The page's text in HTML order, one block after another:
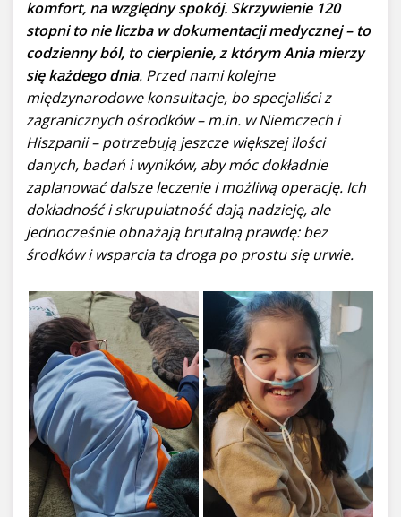
komfort, na względny spokój. Skrzywienie 120
stopni to nie liczba w dokumentacji medycznej – to
codzienny ból, to cierpienie, z którym Ania mierzy
się każdego dnia. Przed nami kolejne
międzynarodowe konsultacje, bo specjaliści z
zagranicznych ośrodków – m.in. w Niemczech i
Hiszpanii – potrzebują jeszcze większej ilości
danych, badań i wyników, aby móc dokładnie
zaplanować dalsze leczenie i możliwą operację. Ich
dokładność i skrupulatność dają nadzieję, ale
jednocześnie obnażają brutalną prawdę: bez
środków i wsparcia ta droga po prostu się urwie.